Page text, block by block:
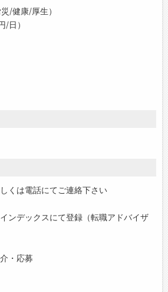
/健康/厚生）
/日）
しくは電話にてご連絡下さい
ンデックスにて登録（転職アドバイザ
・応募